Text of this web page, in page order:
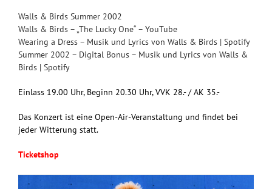
Walls & Birds Summer 2002
Walls & Birds – „The Lucky One“ – YouTube
Wearing a Dress – Musik und Lyrics von Walls & Birds | Spotify
Summer 2002 – Digital Bonus – Musik und Lyrics von Walls &
Birds | Spotify
Einlass 19.00 Uhr, Beginn 20.30 Uhr, VVK 28.- / AK 35.-
Das Konzert ist eine Open-Air-Veranstaltung und findet bei
jeder Witterung statt.
Ticketshop